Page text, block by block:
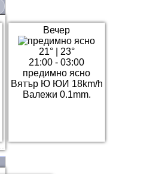
Вечер
21°| 23°
21:00 - 03:00
предимно ясно
Вятър Ю ЮИ 18km/h
Валежи 0.1mm.